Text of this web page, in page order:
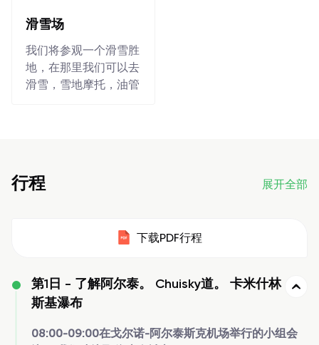
滑雪场
我们将参观一个滑雪胜
地，在那里我们可以去
滑雪，雪地摩托，油管
行程 展开全部
下载PDF行程
第1日 -
了解阿尔泰。 Chuisky道。 卡米什林
斯基瀑布
08:00-09:00在戈尔诺-阿尔泰斯克机场举行的小组会